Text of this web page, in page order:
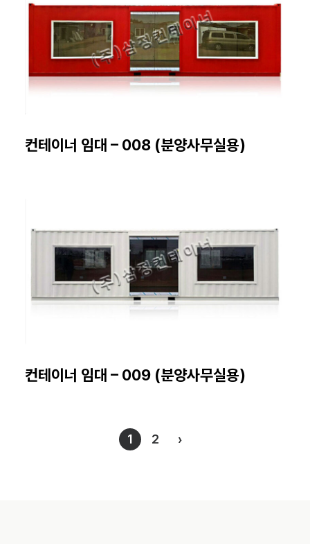
컨테이너 임대 – 008 (분양사무실용)
컨테이너 임대 – 009 (분양사무실용)
1 2 ›